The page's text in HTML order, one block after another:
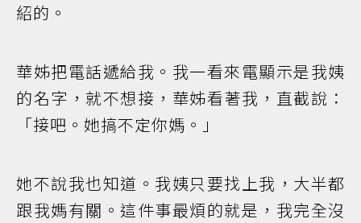
紹的。
華姊把電話遞給我。我一看來電顯示是我姨
的名字，就不想接，華姊看著我，直截說：
「接吧。她搞不定你媽。」
她不說我也知道。我姨只要找上我，大半都
跟我媽有關。這件事最煩的就是，我完全沒